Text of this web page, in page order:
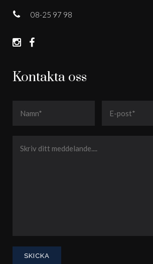
Kontakta oss
08-25 97 98